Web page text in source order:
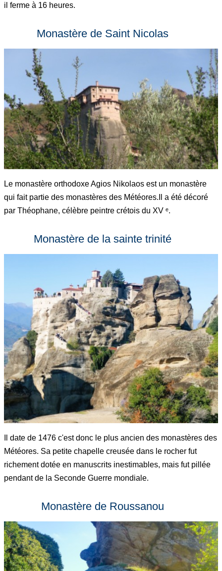
il ferme à 16 heures.
Monastère de Saint Nicolas
Le monastère orthodoxe Agios Nikolaos est un monastère
qui fait partie des monastères des Météores.Il a été décoré
par Théophane, célèbre peintre crétois du XV ᵉ.
Monastère de la sainte trinité
Il date de 1476 c'est donc le plus ancien des monastères des
Météores. Sa petite chapelle creusée dans le rocher fut
richement dotée en manuscrits inestimables, mais fut pillée
pendant de la Seconde Guerre mondiale.
Monastère de Roussanou